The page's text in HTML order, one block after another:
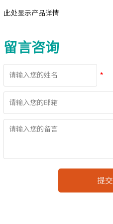
此处显示产品详情
留言咨询
提交